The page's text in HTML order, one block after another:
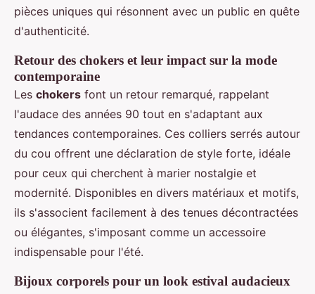
pièces uniques qui résonnent avec un public en quête
d'authenticité.
Retour des chokers et leur impact sur la mode
contemporaine
Les chokers font un retour remarqué, rappelant
l'audace des années 90 tout en s'adaptant aux
tendances contemporaines. Ces colliers serrés autour
du cou offrent une déclaration de style forte, idéale
pour ceux qui cherchent à marier nostalgie et
modernité. Disponibles en divers matériaux et motifs,
ils s'associent facilement à des tenues décontractées
ou élégantes, s'imposant comme un accessoire
indispensable pour l'été.
Bijoux corporels pour un look estival audacieux